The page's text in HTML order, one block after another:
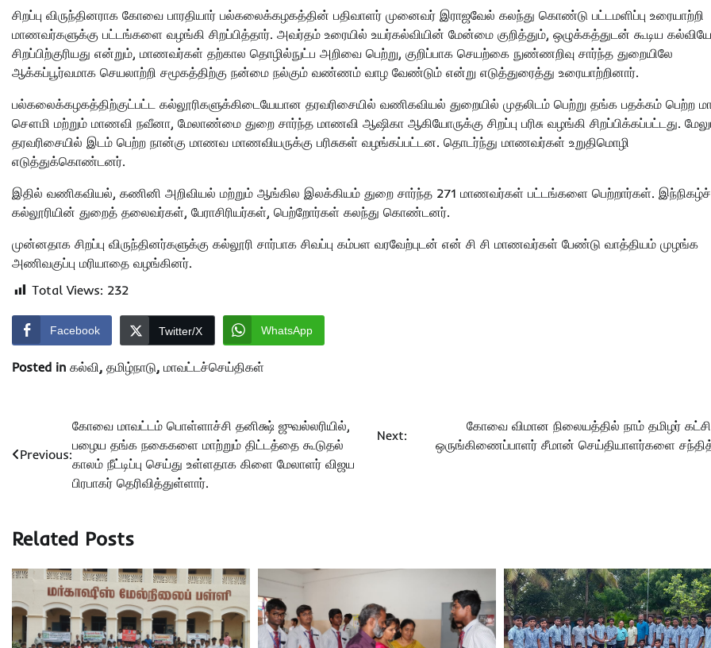
சிறப்பு விருந்தினராக கோவை பாரதியார் பல்கலைக்கழகத்தின் பதிவாளர் முனைவர் இராஜவேல் கலந்து கொண்டு பட்டமளிப்பு உரையாற்றி
மாணவர்களுக்கு பட்டங்களை வழங்கி சிறப்பித்தார். அவர்தம் உரையில் உயர்கல்வியின் மேன்மை குறித்தும், ஒழுக்கத்துடன் கூடிய கல்வியே
சிறப்பிற்குரியது என்றும், மாணவர்கள் தற்கால தொழில்நுட்ப அறிவை பெற்று, குறிப்பாக செயற்கை நுண்ணறிவு சார்ந்த துறையிலே
ஆக்கப்பூர்வமாக செயலாற்றி சமூகத்திற்கு நன்மை நல்கும் வண்ணம் வாழ வேண்டும் என்று எடுத்துரைத்து உரையாற்றினார்.
பல்கலைக்கழகத்திற்குட்பட்ட கல்லூரிகளுக்கிடையேயான தரவரிசையில் வணிகவியல் துறையில் முதலிடம் பெற்று தங்க பதக்கம் பெற்ற
சௌமி மற்றும் மாணவி நவீனா, மேலாண்மை துறை சார்ந்த மாணவி ஆஷிகா ஆகியோருக்கு சிறப்பு பரிசு வழங்கி சிறப்பிக்கப்பட்டது.
தரவரிசையில் இடம் பெற்ற நான்கு மாணவ மாணவியருக்கு பரிசுகள் வழங்கப்பட்டன. தொடர்ந்து மாணவர்கள் உறுதிமொழி
எடுத்துக்கொண்டனர்.
இதில் வணிகவியல், கணினி அறிவியல் மற்றும் ஆங்கில இலக்கியம் துறை சார்ந்த 271 மாணவர்கள் பட்டங்களை பெற்றார்கள்.
கல்லூரியின் துறைத் தலைவர்கள், பேராசிரியர்கள், பெற்றோர்கள் கலந்து கொண்டனர்.
முன்னதாக சிறப்பு விருந்தினர்களுக்கு கல்லூரி சார்பாக சிவப்பு கம்பள வரவேற்புடன் என் சி சி மாணவர்கள் பேண்டு வாத்தியம் முழங்க
அணிவகுப்பு மரியாதை வழங்கினர்.
Total Views: 232
Facebook Twitter/X WhatsApp
Posted in கல்வி, தமிழ்நாடு, மாவட்டச்செய்திகள்
navigation
Previous:
கோவை மாவட்டம் பொள்ளாச்சி தனிக்ஷ் ஜுவல்லரியில்,
பழைய தங்க நகைகளை மாற்றும் திட்டத்தை கூடுதல்
காலம் நீட்டிப்பு செய்து உள்ளதாக கிளை மேலாளர் விஜய
பிரபாகர் தெரிவித்துள்ளார்.
Next:
கோவை விமான நிலையத்தில் நாம் தமிழர்
ஒருங்கிணைப்பாளர் சீமான் செய்தியாளர்களை
Related Posts